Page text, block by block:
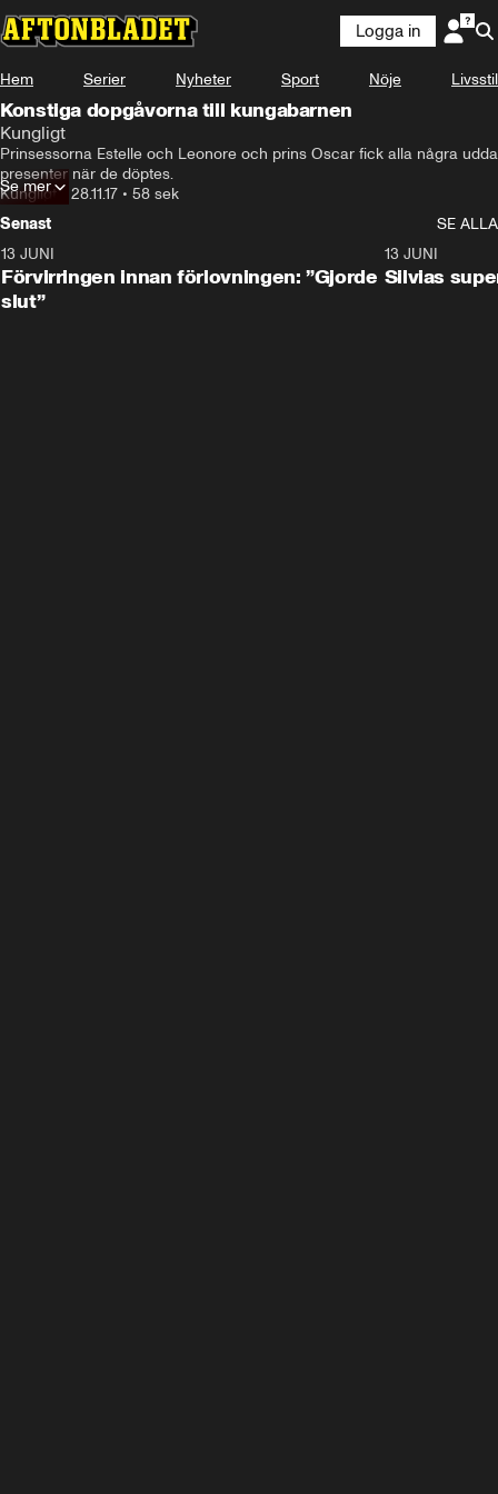
Logga in
Hem Serier Nyheter Sport Nöje Livsstil
Konstiga dopgåvorna till kungabarnen
Kungligt
Prinsessorna Estelle och Leonore och prins Oscar fick alla några udda
presenter när de döptes.
Kungligt• 28.11.17 • 58 sek
Se mer
Senast
SE ALLA
13 JUNI
Förvirringen innan förlovningen: ”Gjorde
slut”
13 JUNI
Silvias